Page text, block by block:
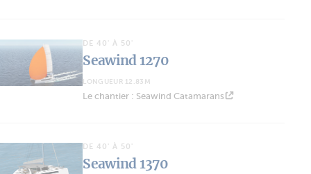
DE 40' À 50'
Seawind 1270
LONGUEUR 12.83M
Le chantier : Seawind Catamarans
DE 40' À 50'
Seawind 1370